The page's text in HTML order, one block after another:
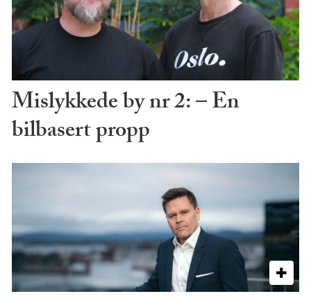
Mislykkede by nr 2: – En
bilbasert propp